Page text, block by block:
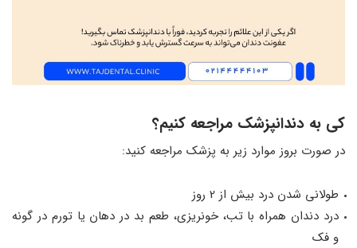
کی به دندانپزشک مراجعه کنیم؟
در صورت بروز موارد زیر به پزشک مراجعه کنید:
طولانی شدن درد بیش از 2 روز
درد دندان همراه با تب، خونریزی، طعم بد در دهان یا تورم در گونه
و فک